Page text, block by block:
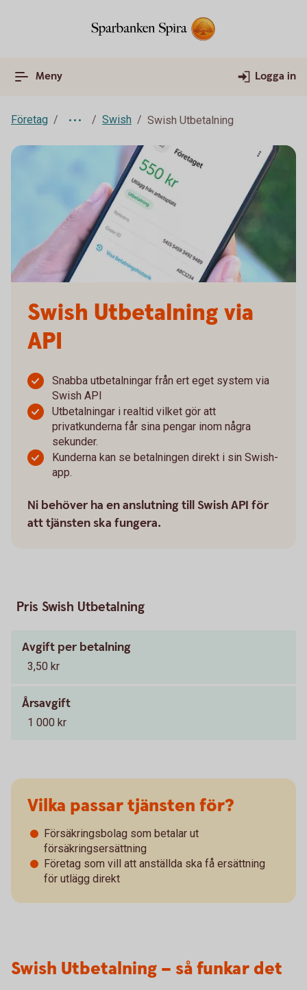
Meny Logga in
Företag Swish Swish Utbetalning
Swish Utbetalning via
API
Snabba utbetalningar från ert eget system via
Swish API
Utbetalningar i realtid vilket gör att
privatkunderna får sina pengar inom några
sekunder.
Kunderna kan se betalningen direkt i sin Swish-
app.
Ni behöver ha en anslutning till Swish API för
att tjänsten ska fungera.
Pris Swish Utbetalning
Avgift per betalning
3,50 kr
Årsavgift
1 000 kr
Vilka passar tjänsten för?
Försäkringsbolag som betalar ut
försäkringsersättning
Företag som vill att anställda ska få ersättning
för utlägg direkt
Swish Utbetalning – så funkar det